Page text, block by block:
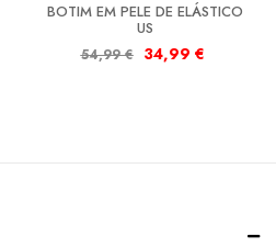
BOTIM EM PELE DE ELÁSTICO
US
54,99€ 34,99 €